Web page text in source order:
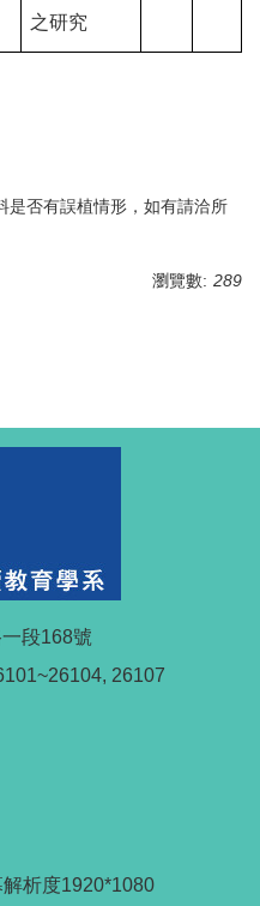
之研究
否有誤植情形，如有請洽所
瀏覽數: 289
段168號
26107
析度1920*1080